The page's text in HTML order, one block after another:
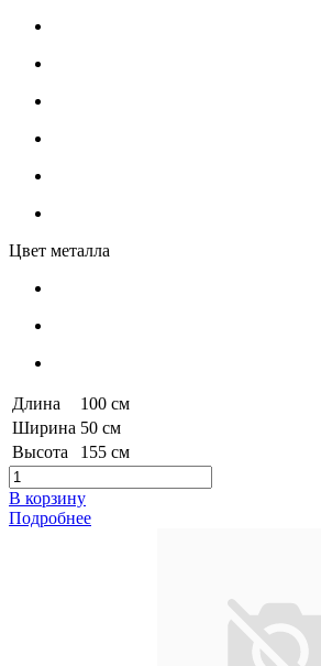
Цвет металла
Длина
100 см
Ширина 50 см
Высота
155 см
В корзину
Подробнее